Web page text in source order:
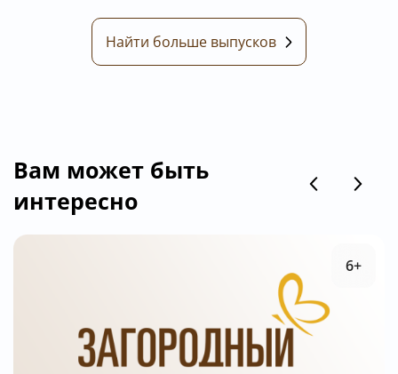
Найти больше выпусков
Вам может быть
интересно
6+